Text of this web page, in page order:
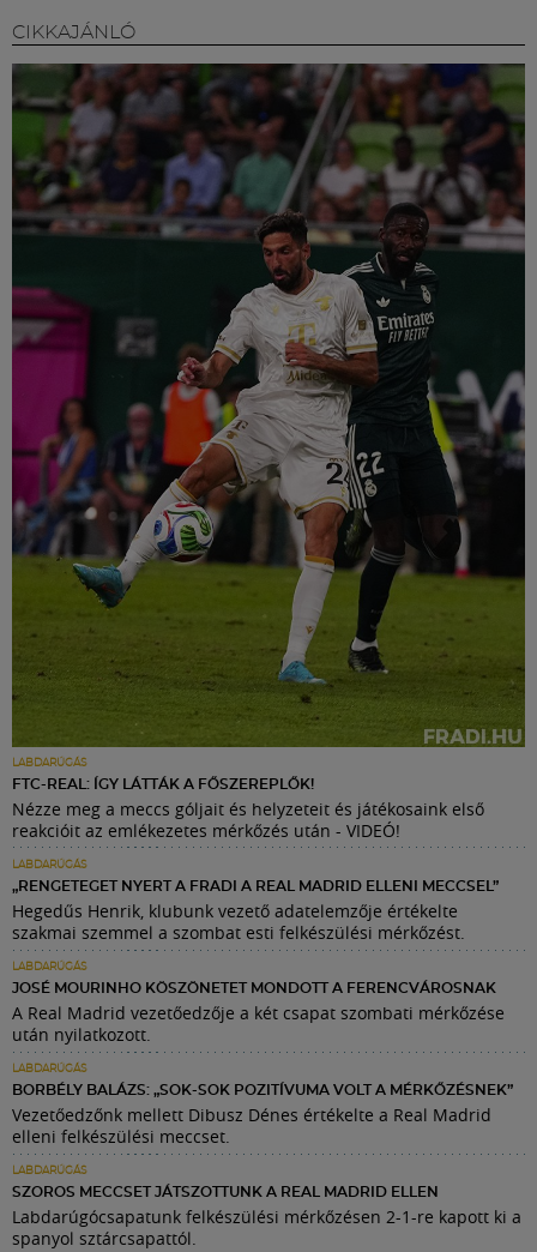
CIKKAJÁNLÓ
LABDARÚGÁS
FTC-REAL: ÍGY LÁTTÁK A FŐSZEREPLŐK!
Nézze meg a meccs góljait és helyzeteit és játékosaink első
reakcióit az emlékezetes mérkőzés után - VIDEÓ!
LABDARÚGÁS
„RENGETEGET NYERT A FRADI A REAL MADRID ELLENI MECCSEL”
Hegedűs Henrik, klubunk vezető adatelemzője értékelte
szakmai szemmel a szombat esti felkészülési mérkőzést.
LABDARÚGÁS
JOSÉ MOURINHO KÖSZÖNETET MONDOTT A FERENCVÁROSNAK
A Real Madrid vezetőedzője a két csapat szombati mérkőzése
után nyilatkozott.
LABDARÚGÁS
BORBÉLY BALÁZS: „SOK-SOK POZITÍVUMA VOLT A MÉRKŐZÉSNEK”
Vezetőedzőnk mellett Dibusz Dénes értékelte a Real Madrid
elleni felkészülési meccset.
LABDARÚGÁS
SZOROS MECCSET JÁTSZOTTUNK A REAL MADRID ELLEN
Labdarúgócsapatunk felkészülési mérkőzésen 2-1-re kapott ki a
spanyol sztárcsapattól.